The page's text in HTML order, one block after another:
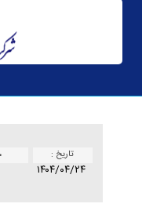
تاريخ :
۱۴۰۴/۰۴/۲۴